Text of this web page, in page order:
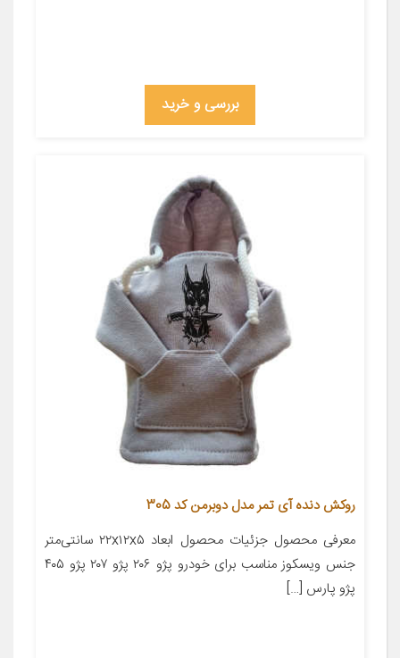
بررسی و خرید
روکش دنده آی تمر مدل دوبرمن کد 305
معرفی محصول جزئیات محصول ابعاد ۲۲x۱۲x۵ سانتی‌متر
جنس ویسکوز مناسب برای خودرو پژو ۲۰۶ پژو ۲۰۷ پژو ۴۰۵
پژو پارس […]